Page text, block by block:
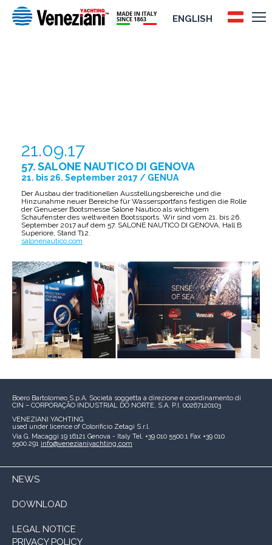
ENGLISH
21.09.17
57. SALONE NAUTICO DI GENOVA
21. bis 26. September 2017 / GENUA
Der Ausbau der traditionellen Ausstellungsbereiche und die
Hinzunahme neuer Bereiche für Wassersportfans festigen die Rolle
der Genueser Bootsmesse Salone Nautico als wichtigem
Schaufenster des weltweiten Bootssports. Wir sind vom 21. bis 26.
September 2017 auf dem 57. SALONE NAUTICO DI GENOVA, Hall B
Superiore, Stand T12.
salonenautico.com
Boero Bartolomeo S.p.A. Società soggetta a direzione e coordinamento di
CIN – CORPORAÇÃO INDUSTRIAL DO NORTE, S.A. P.I. 00267120103
VENEZIANI YACHTING
used under licence of Colorificio Zetagi S.r.l.
Via G. Macaggi 19 16121 Genova - Italy Tel. +39 010 5500.1 Fax +39 010
5500.291 info@venezianiyachting.com
NEWS
DOWNLOAD
LEGAL NOTICE
PRIVACY POLICY